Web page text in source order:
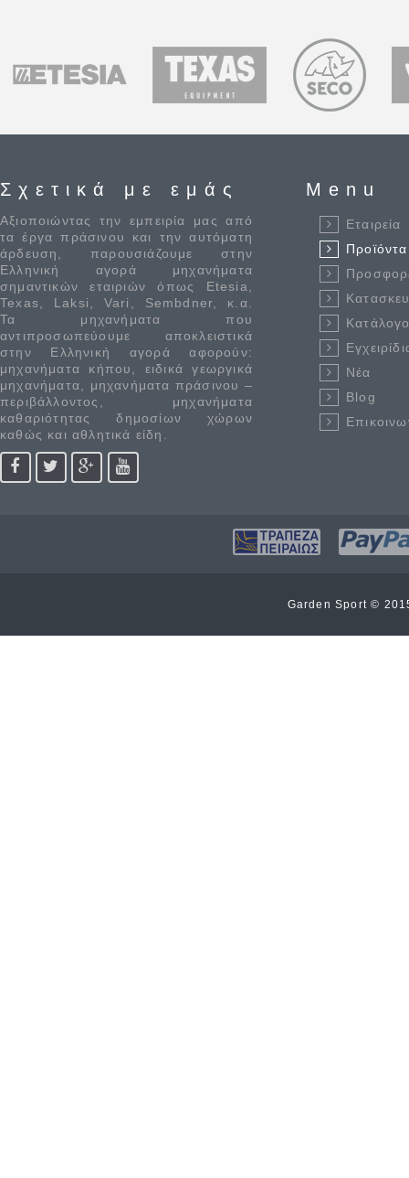
Σχετικά με εμάς
Αξιοποιώντας την εμπειρία μας από
τα έργα πράσινου και την αυτόματη
άρδευση, παρουσιάζουμε στην
Ελληνική αγορά μηχανήματα
σημαντικών εταιριών όπως Etesia,
Texas, Laksi, Vari, Sembdner, κ.α.
Τα μηχανήματα που
αντιπροσωπεύουμε αποκλειστικά
στην Ελληνική αγορά αφορούν:
μηχανήματα κήπου, ειδικά γεωργικά
μηχανήματα, μηχανήματα πράσινου –
περιβάλλοντος, μηχανήματα
καθαριότητας δημοσίων χώρων
καθώς και αθλητικά είδη.
Menu
Εταιρεία
Προϊόντα
Νέα
Blog
Garden Sport ©